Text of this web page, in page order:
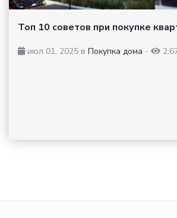
Топ 10 советов при покупке
июл 01, 2025 в Покупка дома -